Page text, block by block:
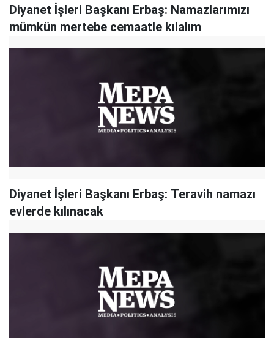
Diyanet İşleri Başkanı Erbaş: Namazlarımızı
mümkün mertebe cemaatle kılalım
Diyanet İşleri Başkanı Erbaş: Teravih namazı
evlerde kılınacak